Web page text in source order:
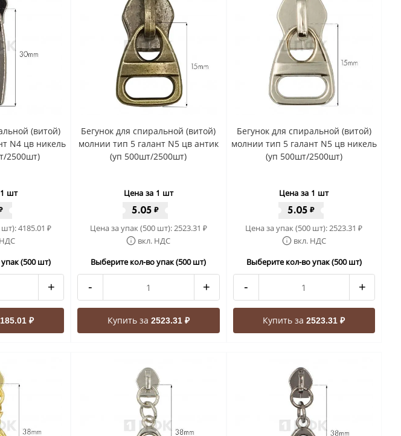
(витой)
N4 цв никель
2500шт)
шт
шт):4185.01₽
(500 шт)
+
₽
Бегунок для спиральной (витой)
молнии тип 5 галант N5 цв антик
(уп 500шт/2500шт)
Цена за 1 шт
5.05 ₽
Цена за упак (500 шт):2523.31 ₽
вкл. НДС
Выберите кол-во упак (500 шт)
- +
Купить за 2523.31 ₽
Бегунок для спиральной (витой)
молнии тип 5 галант N5 цв никель
(уп 500шт/2500шт)
Цена за 1 шт
5.05 ₽
Цена за упак (500 шт):2523.31₽
вкл. НДС
Выберите кол-во упак (500 шт)
- +
Купить за2523.31 ₽